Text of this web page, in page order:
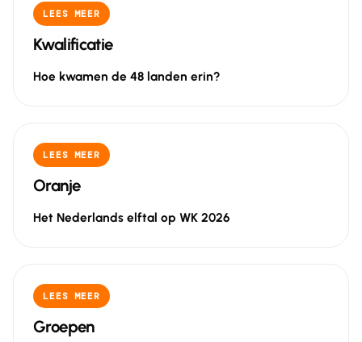
LEES MEER
Kwalificatie
Hoe kwamen de 48 landen erin?
LEES MEER
Oranje
Het Nederlands elftal op WK 2026
LEES MEER
Groepen